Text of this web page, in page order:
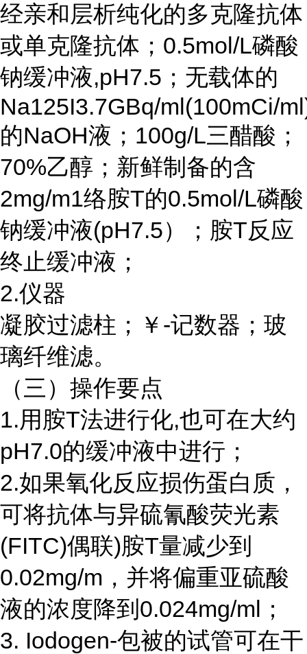
经亲和层析纯化的多克隆抗体
或单克隆抗体； 0.5mol/L磷酸
钠缓冲液,pH7.5；无载体的
Na125I3.7GBq/ml(100mCi/
的NaOH液；100g/L三醋酸；
70%乙醇；新鲜制备的含
2mg/m1络胺T的0.5mol/L磷酸
钠缓冲液(pH7.5）；胺T反应
终止缓冲液；
2.仪器
凝胶过滤柱；￥ -记数器；玻
璃纤维滤。
（三）操作要点
1.用胺T法进行化,也可在大约
pH7.0的缓冲液中进行；
2.如果氧化反应损伤蛋白质，
可将抗体与异硫氰酸荧光素
(FITC)偶联)胺T量减少到
0.02mg/m，并将偏重亚硫酸
液的浓度降到0.024mg/ml；
3. Iodogen-包被的试管可在干